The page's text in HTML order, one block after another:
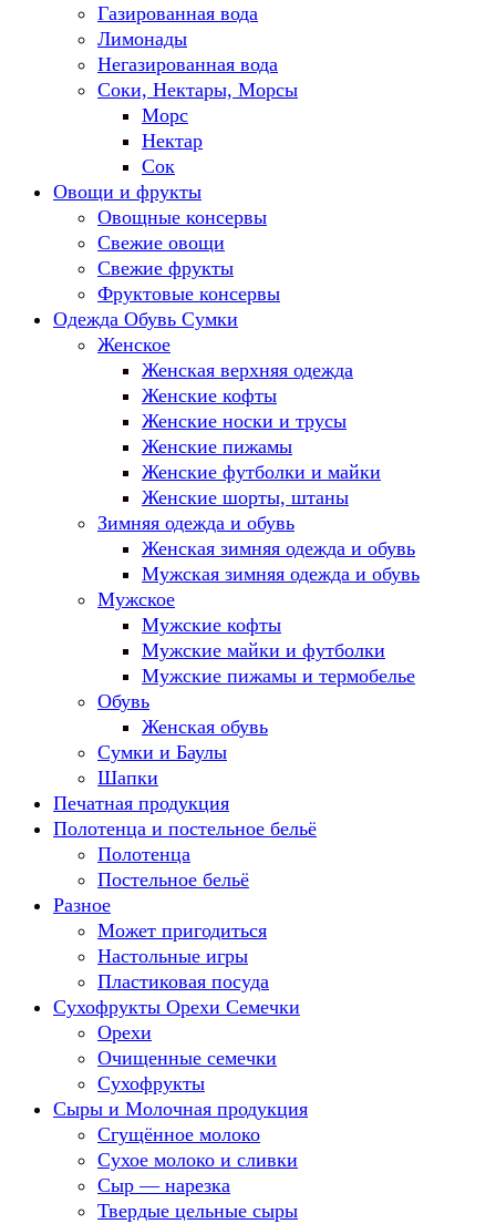
Газированная вода
Лимонады
Негазированная вода
Соки, Нектары, Морсы
Морс
Нектар
Сок
Овощи и фрукты
Овощные консервы
Свежие овощи
Свежие фрукты
Фруктовые консервы
Одежда Обувь Сумки
Женское
Женская верхняя одежда
Женские кофты
Женские носки и трусы
Женские пижамы
Женские футболки и майки
Женские шорты, штаны
Зимняя одежда и обувь
Женская зимняя одежда и обувь
Мужская зимняя одежда и обувь
Мужское
Мужские кофты
Мужские майки и футболки
Мужские пижамы и термобелье
Обувь
Женская обувь
Сумки и Баулы
Шапки
Печатная продукция
Полотенца и постельное бельё
Полотенца
Постельное бельё
Разное
Может пригодиться
Настольные игры
Пластиковая посуда
Сухофрукты Орехи Семечки
Орехи
Очищенные семечки
Сухофрукты
Сыры и Молочная продукция
Сгущённое молоко
Сухое молоко и сливки
Сыр — нарезка
Твердые цельные сыры